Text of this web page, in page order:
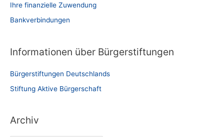
Ihre finanzielle Zuwendung
Bankverbindungen
Informationen über Bürgerstiftungen
Bürgerstiftungen Deutschlands
Stiftung Aktive Bürgerschaft
Archiv